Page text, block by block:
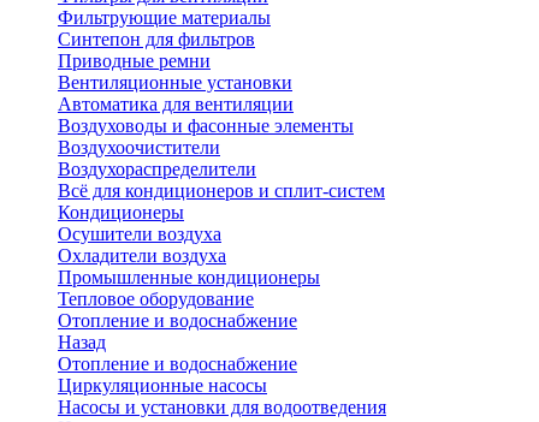
Фильтрующие материалы
Синтепон для фильтров
Приводные ремни
Вентиляционные установки
Автоматика для вентиляции
Воздуховоды и фасонные элементы
Воздухоочистители
Воздухораспределители
Всё для кондиционеров и сплит-систем
Кондиционеры
Осушители воздуха
Охладители воздуха
Промышленные кондиционеры
Тепловое оборудование
Отопление и водоснабжение
Назад
Отопление и водоснабжение
Циркуляционные насосы
Насосы и установки для водоотведения